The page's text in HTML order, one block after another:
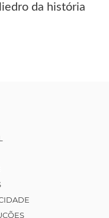
da história